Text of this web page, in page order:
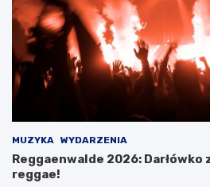
MUZYKA WYDARZENIA
Reggaenwalde 2026: Darłówko
reggae!